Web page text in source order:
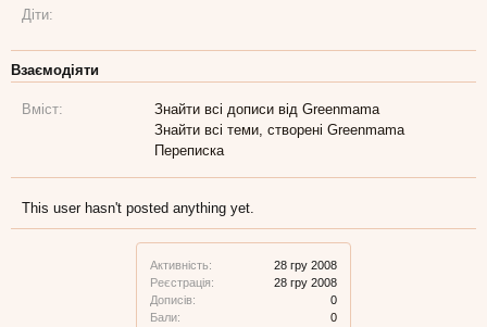
Активність:
28 гру 2008
Реєстрація:
28 гру 2008
Дописів:
0
Бали:
0
Діти:
Взаємодіяти
Вміст:
Знайти всі дописи від Greenmama
Знайти всі теми, створені Greenmama
Переписка
This user hasn't posted anything yet.